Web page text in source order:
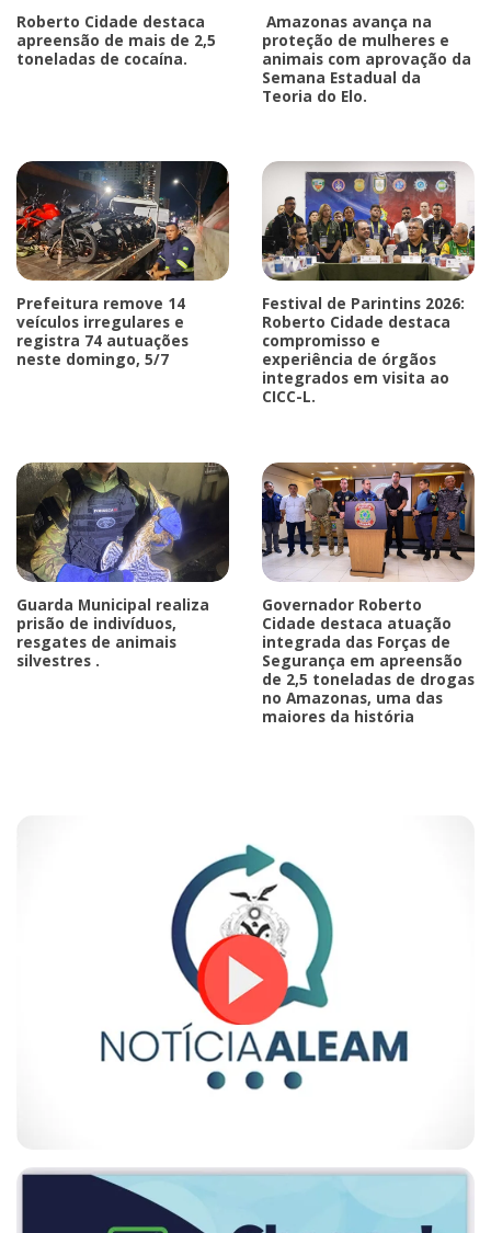
Roberto Cidade destaca
apreensão de mais de 2,5
toneladas de cocaína.
Amazonas avança na
proteção de mulheres e
animais com aprovação da
Semana Estadual da
Teoria do Elo.
Prefeitura remove 14
veículos irregulares e
registra 74 autuações
neste domingo, 5/7
Festival de Parintins 2026:
Roberto Cidade destaca
compromisso e
experiência de órgãos
integrados em visita ao
CICC-L.
Guarda Municipal realiza
prisão de indivíduos,
resgates de animais
silvestres .
Governador Roberto
Cidade destaca atuação
integrada das Forças de
Segurança em apreensão
de 2,5 toneladas de drogas
no Amazonas, uma das
maiores da história